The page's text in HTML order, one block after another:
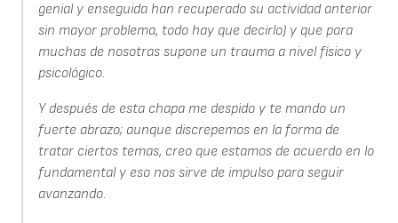
genial y enseguida han recuperado su actividad anterior
sin mayor problema, todo hay que decirlo) y que para
muchas de nosotras supone un trauma a nivel físico y
psicológico.
Y después de esta chapa me despido y te mando un
fuerte abrazo; aunque discrepemos en la forma de
tratar ciertos temas, creo que estamos de acuerdo en lo
fundamental y eso nos sirve de impulso para seguir
avanzando.